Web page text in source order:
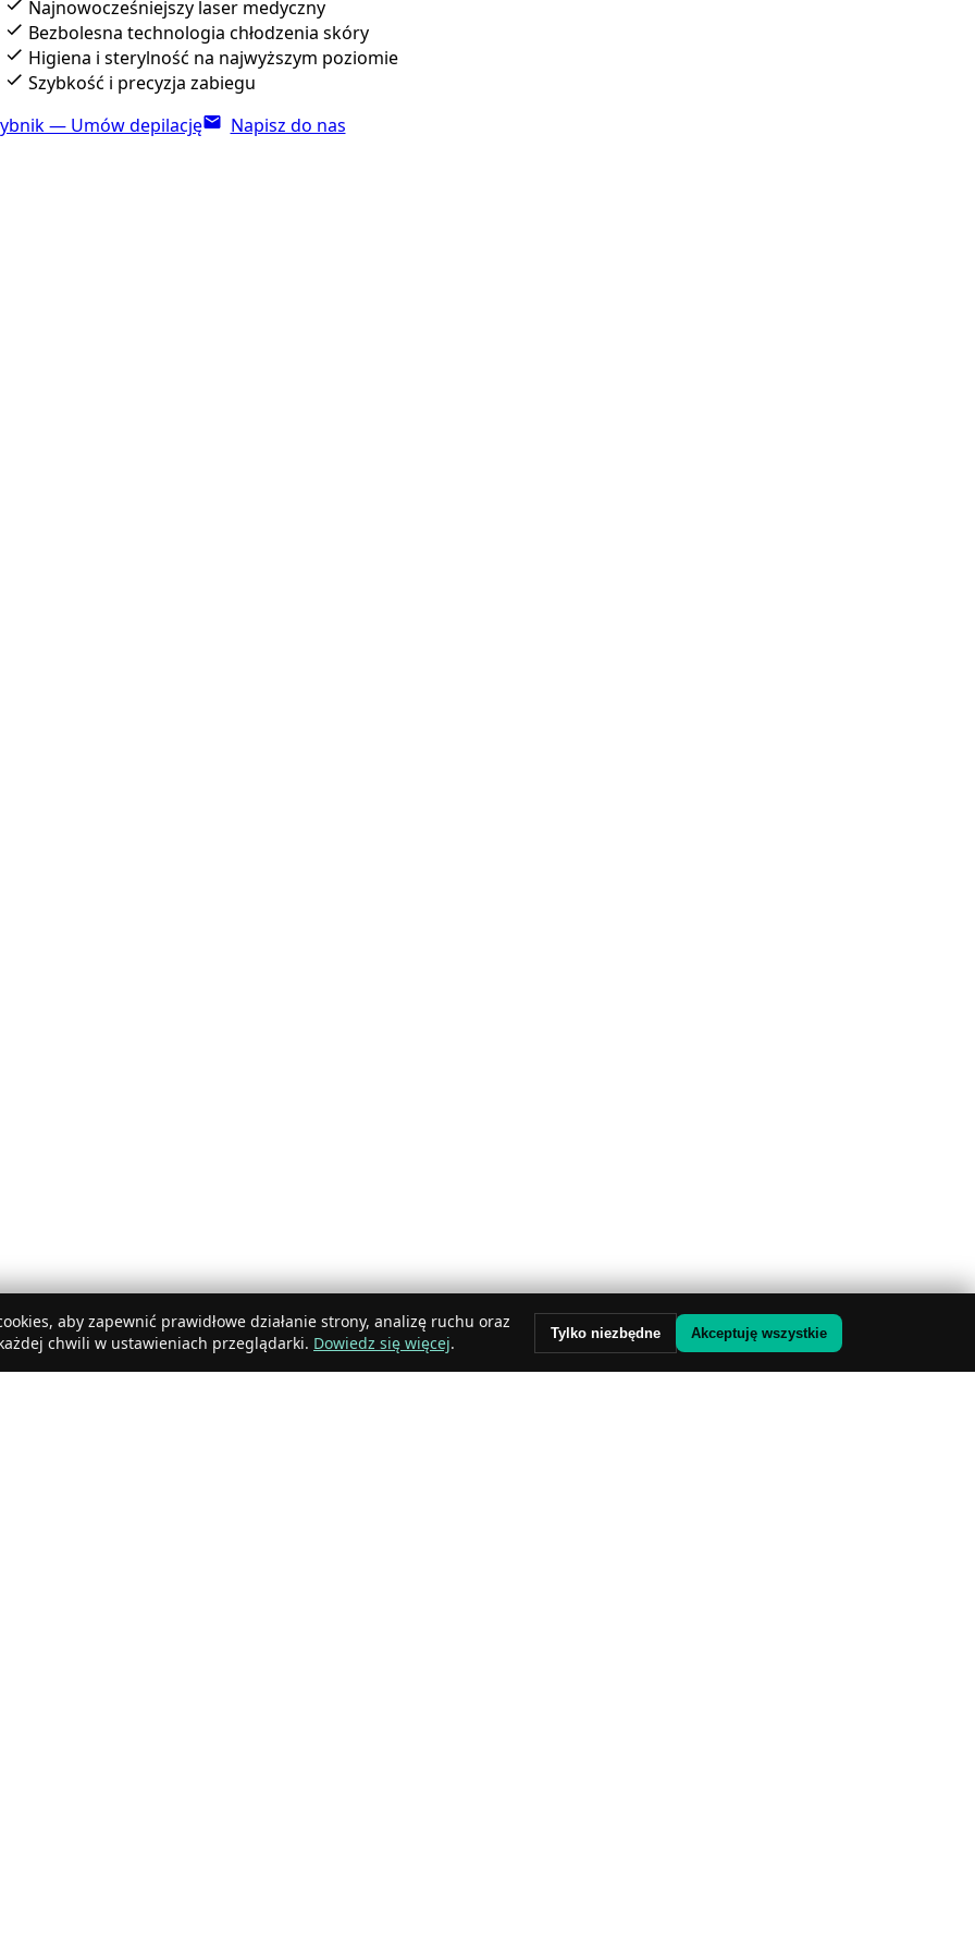
Najnowocześniejszy laser medyczny
Bezbolesna technologia chłodzenia skóry
Higiena i sterylność na najwyższym poziomie
Szybkość i precyzja zabiegu
— Umów depilację
Napisz do nas
aby zapewnić prawidłowe działanie strony, analizę ruchu oraz
chwili w ustawieniach przeglądarki. Dowiedz się więcej. Tylko niezbędne Akceptuję wszystkie